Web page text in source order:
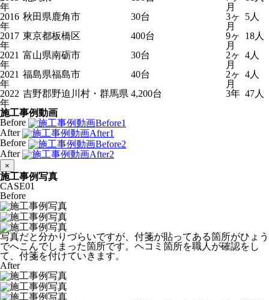
年
月
2016
年
秋田県鹿角市 30台
3ヶ
月
5人
2017
年
東京都板橋区 400台
9ヶ
月
18人
2021
年
富山県南砺市 30台
2ヶ
月
4人
2021
年
福島県福島市 40台
2ヶ
月
4人
2022
年
吉野郡野迫川村・群馬県 4,200台 3年 47人
施工事例動画
Before
After
Before
After
×
施工事例写真
CASE01
Before
写真だと分かりづらいですが、付箋が貼ってある箇所がひょう
でへこんでしまった箇所です。ヘコミ箇所を職人が確認をし
て、付箋を付けていきます。
After